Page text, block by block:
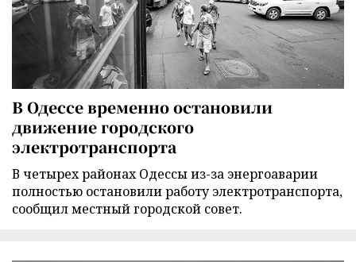
В Одессе временно остановили
движение городского
электротранспорта
В четырех районах Одессы из-за энергоаварии
полностью остановили работу электротранспорта,
сообщил местный городской совет.